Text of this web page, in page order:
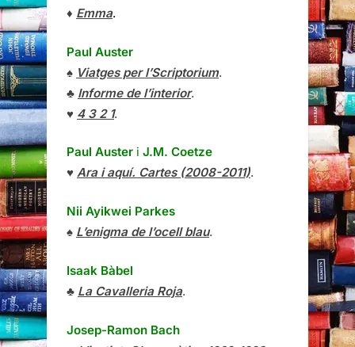
♦ Emma.
Paul Auster
♠ Viatges per l’Scriptorium.
♣ Informe de l’interior.
♥ 4 3 2 1.
Paul Auster i J.M. Coetze
♥ Ara i aquí. Cartes (2008-2011).
Nii Ayikwei Parkes
♠ L’enigma de l’ocell blau.
Isaak Bàbel
♣ La Cavalleria Roja.
Josep-Ramon Bach